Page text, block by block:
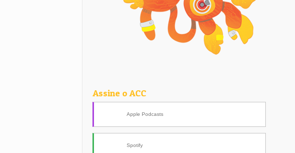
Assine o ACC
Apple Podcasts
Spotify